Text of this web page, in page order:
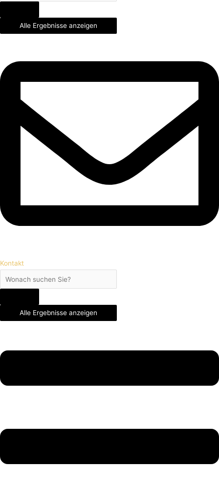
Alle Ergebnisse anzeigen
Kontakt
Alle Ergebnisse anzeigen